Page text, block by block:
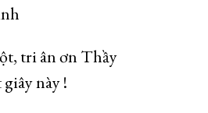
tri ân ơn Thầy
này !